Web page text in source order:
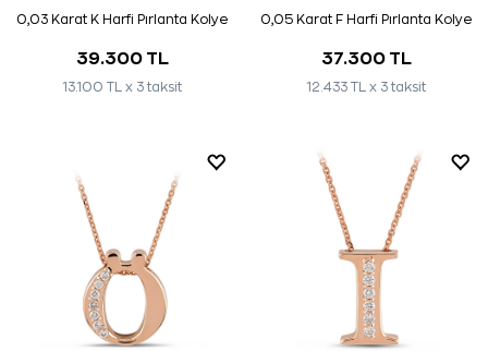
0,03 Karat K Harfi Pırlanta Kolye
39.300 TL
13.100 TL x 3 taksit
0,05 Karat F Harfi Pırlanta Kolye
37.300 TL
12.433 TL x 3 taksit